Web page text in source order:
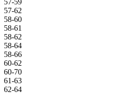
57-62
58-60
58-61
58-62
58-64
58-66
60-62
60-70
61-63
62-64